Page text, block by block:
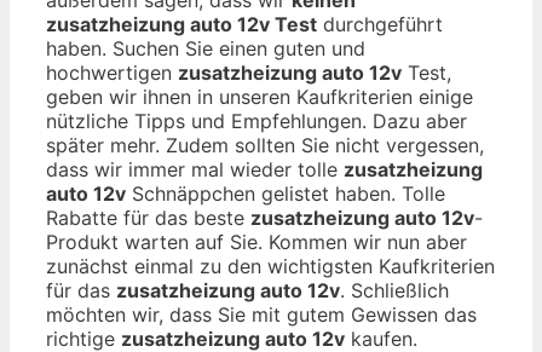
zusatzheizung auto 12v Test durchgeführt
haben. Suchen Sie einen guten und
hochwertigen zusatzheizung auto 12v Test,
geben wir ihnen in unseren Kaufkriterien einige
nützliche Tipps und Empfehlungen. Dazu aber
später mehr. Zudem sollten Sie nicht vergessen,
dass wir immer mal wieder tolle zusatzheizung
auto 12v Schnäppchen gelistet haben. Tolle
Rabatte für das beste zusatzheizung auto 12v-
Produkt warten auf Sie. Kommen wir nun aber
zunächst einmal zu den wichtigsten Kaufkriterien
für das zusatzheizung auto 12v. Schließlich
möchten wir, dass Sie mit gutem Gewissen das
richtige zusatzheizung auto 12v kaufen.